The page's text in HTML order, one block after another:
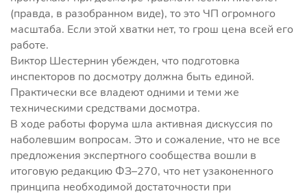
(правда, в разобранном виде), то это ЧП огромного
масштаба. Если этой хватки нет, то грош цена всей его
работе.
Виктор Шестернин убежден, что подготовка
инспекторов по досмотру должна быть единой.
Практически все владеют одними и теми же
техническими средствами досмотра.
В ходе работы форума шла активная дискуссия по
наболевшим вопросам. Это и сожаление, что не все
предложения экспертного сообщества вошли в
итоговую редакцию ФЗ–270, что нет узаконенного
принципа необходимой достаточности при